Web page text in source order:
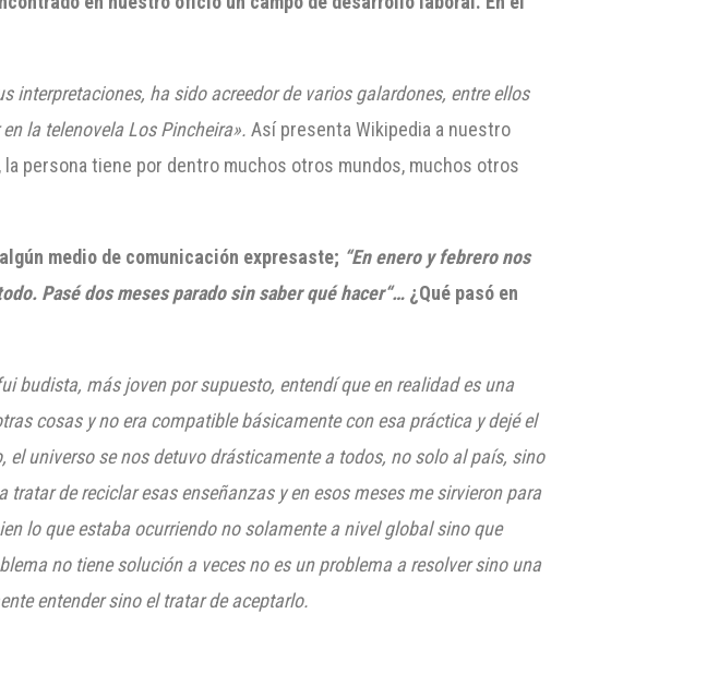
interpretaciones, ha sido acreedor de varios galardones, entre ellos
la telenovela Los Pincheira». Así presenta Wikipedia a nuestro
persona tiene por dentro muchos otros mundos, muchos otros
medio de comunicación expresaste; “En enero y febrero nos
Pasé dos meses parado sin saber qué hacer“… ¿Qué pasó en
budista, más joven por supuesto, entendí que en realidad es una
cosas y no era compatible básicamente con esa práctica y dejé el
el universo se nos detuvo drásticamente a todos, no solo al país, sino
de reciclar esas enseñanzas y en esos meses me sirvieron para
lo que estaba ocurriendo no solamentea nivel global sino que
no tiene solución a veces no es un problema a resolver sino una
entender sino el tratar de aceptarlo.